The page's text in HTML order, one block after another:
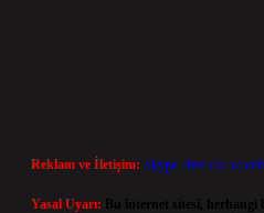
Reklam ve İletişim: Skype:
Yasal Uyarı:
Bu internet sitesi,